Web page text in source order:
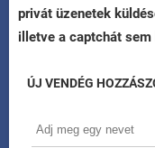
privát üzenetek
illetve a captchát
ÚJ VENDÉG